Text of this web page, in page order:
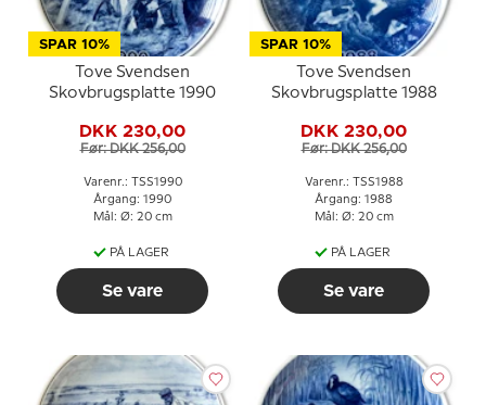
SPAR 10%
Tove Svendsen
Skovbrugsplatte 1990
DKK 230,00
Før: DKK 256,00
Varenr.: TSS1990
Årgang: 1990
Mål: Ø: 20 cm
PÅ LAGER
Se vare
SPAR 10%
Tove Svendsen
Skovbrugsplatte 1988
DKK 230,00
Før: DKK 256,00
Varenr.: TSS1988
Årgang: 1988
Mål: Ø: 20 cm
PÅ LAGER
Se vare